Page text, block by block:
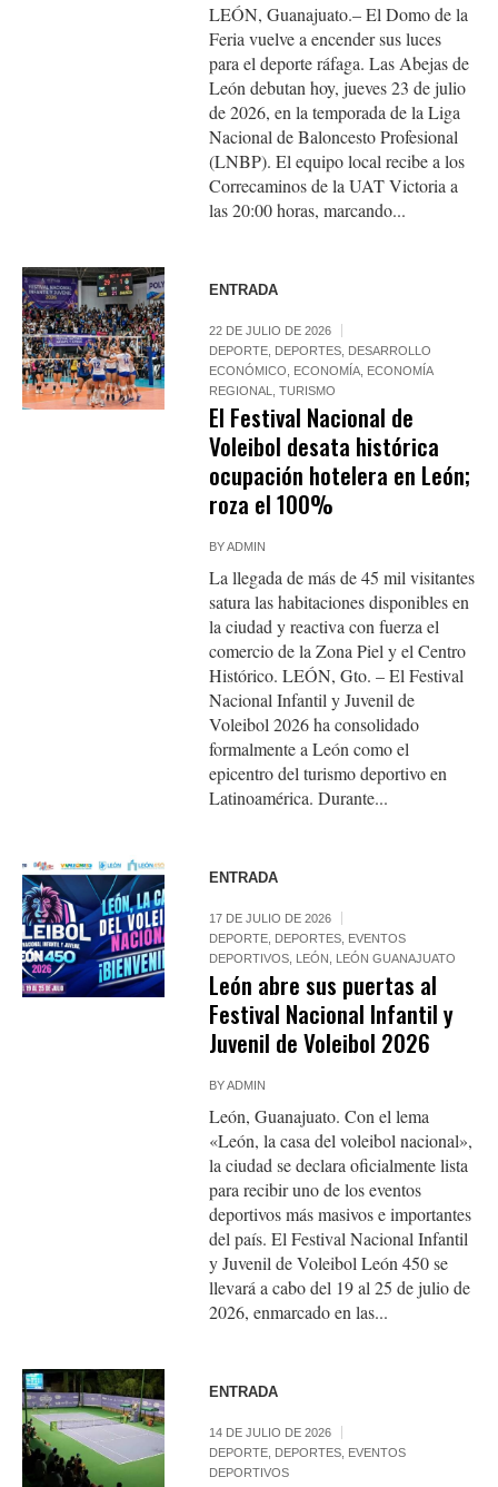
LEÓN, Guanajuato.– El Domo de la
Feria vuelve a encender sus luces
para el deporte ráfaga. Las Abejas de
León debutan hoy, jueves 23 de julio
de 2026, en la temporada de la Liga
Nacional de Baloncesto Profesional
(LNBP). El equipo local recibe a los
Correcaminos de la UAT Victoria a
las 20:00 horas, marcando...
ENTRADA
22 DE JULIO DE 2026
DEPORTE DEPORTES DESARROLLO
ECONÓMICO
ECONOMÍA ECONOMÍA
REGIONAL
,TURISMO
El Festival Nacional de
Voleibol desata histórica
ocupación hotelera en León;
roza el 100%
BYADMIN
La llegada de más de 45 mil visitantes
satura las habitaciones disponibles en
la ciudad y reactiva con fuerza el
comercio de la Zona Piel y el Centro
Histórico. LEÓN, Gto. – El Festival
Nacional Infantil y Juvenil de
Voleibol 2026 ha consolidado
formalmente a León como el
epicentro del turismo deportivo en
Latinoamérica. Durante...
ENTRADA
17 DE JULIO DE 2026
DEPORTE DEPORTES EVENTOS
DEPORTIVOS LEÓN LEÓN GUANAJUATO
León abre sus puertas al
Festival Nacional Infantil y
Juvenil de Voleibol 2026
BYADMIN
León, Guanajuato. Con el lema
«León, la casa del voleibol nacional»,
la ciudad se declara oficialmente lista
para recibir uno de los eventos
deportivos más masivos e importantes
del país. El Festival Nacional Infantil
y Juvenil de Voleibol León 450 se
llevará a cabo del 19 al 25 de julio de
2026, enmarcado en las...
ENTRADA
14 DE JULIO DE 2026
DEPORTE DEPORTES EVENTOS
DEPORTIVOS